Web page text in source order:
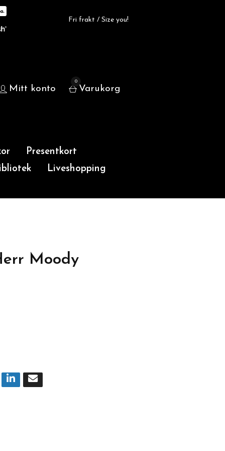
Fri frakt / Size you!
Mitt konto
0
Varukorg
Presentkort
Liveshopping
Moody